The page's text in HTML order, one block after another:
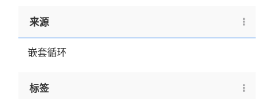
来源
嵌套循环
标签